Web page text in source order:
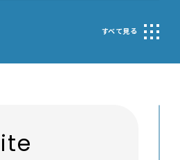
すべて見る